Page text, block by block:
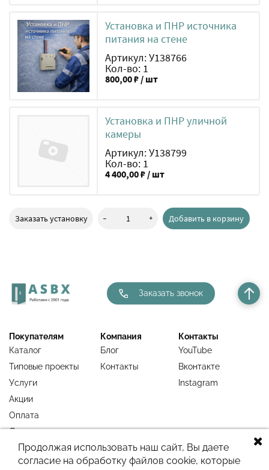
Установка и ПНР источника
питания на стене
Артикул: У138766
Кол-во: 1
800,00 ₽ / шт
Установка и ПНР уличной
камеры
Артикул: У138799
Кол-во: 1
4 400,00 ₽ / шт
Заказать установку - + Добавить в корзину
Покупателям
Каталог
Типовые проекты
Услуги
Акции
Оплата
Доставка
Гарантия
Недавно
Компания
Блог
Контакты
Контакты
YouTube
Вконтакте
Instagram
Заказать звонок
Продолжая использовать наш сайт, Вы даете
согласие на обработку файлов cookie, которые